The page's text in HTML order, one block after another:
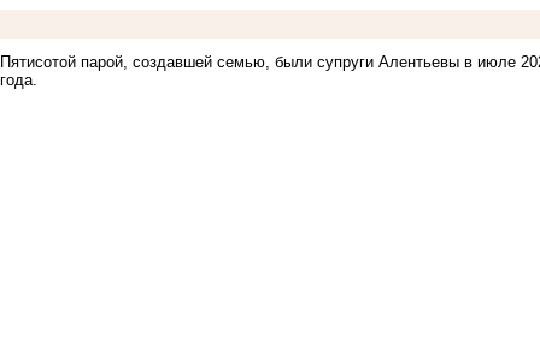
Пятисотой парой , создавшей семью, были супруги Алентьевы в июле
года.